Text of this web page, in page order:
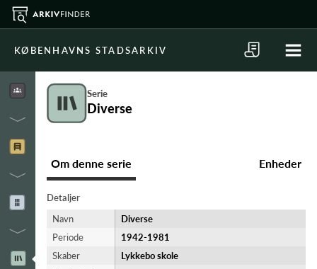
KØBENHAVNS STADSARKIV
Serie
Diverse
Om denne serie Enheder
Detaljer
Navn
Diverse
Periode
1942-​1981
Skaber
Lykkebo skole